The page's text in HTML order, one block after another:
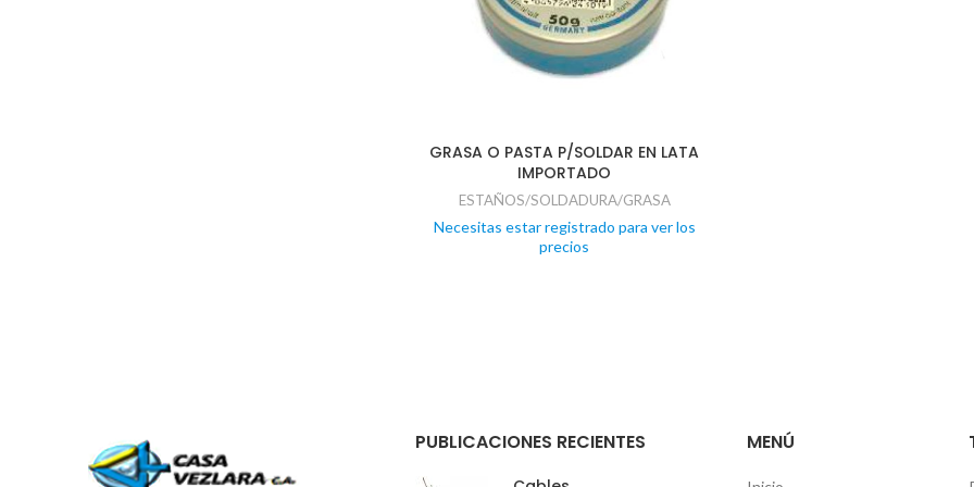
GRASA O PASTA P/SOLDAR EN LATA
IMPORTADO
ESTAÑOS/SOLDADURA/GRASA
Necesitas estar registrado para ver los
precios
PUBLICACIONES RECIENTES MENÚ